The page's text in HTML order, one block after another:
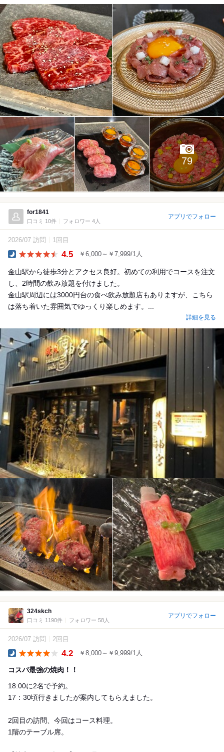
79
for1841
口コミ 10件 フォロワー 4人
アプリでフォロー
2026/07 訪問 1回目
4.5 ￥6,000～￥7,999/1人
金山駅から徒歩3分とアクセス良好。初めての利用でコースを注文
し、2時間の飲み放題を付けました。
金山駅周辺には3000円台の食べ飲み放題店もありますが、こちら
は落ち着いた雰囲気でゆっくり楽しめます。...
詳細を見る
324skch
口コミ 1190件 フォロワー 58人
アプリでフォロー
2026/07 訪問 2回目
4.2 ￥8,000～￥9,999/1人
コスパ最強の焼肉！！
18:00に2名で予約。
17：30頃行きましたが案内してもらえました。
2回目の訪問、今回はコース料理。
1階のテーブル席。